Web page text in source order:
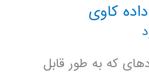
کاوی
که به طور قابل